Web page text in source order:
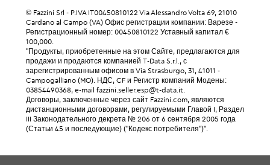
© Fazzini Srl - P.IVA IT00450810122 Via Alessandro Volta 69, 21010
Cardano al Campo (VA) Офис регистрации компании: Варезе -
Регистрационный номер: 00450810122 Уставный капитал €
100,000.
"Продукты, приобретенные на этом Сайте, предлагаются для
продажи и продаются компанией T-Data S.r.l., с
зарегистрированным офисом в Via Strasburgo, 31, 41011 -
Campogalliano (MO). НДС, CF и Регистр компаний Модены:
03854490368, e-mail fazzini.seller.esp@t-data.it.
Договоры, заключенные через сайт Fazzini.com, являются
дистанционными договорами, регулируемыми Главой I, Раздел
III Законодательного декрета № 206 от 6 сентября 2005 года
(Статьи 45 и последующие) ("Кодекс потребителя")".